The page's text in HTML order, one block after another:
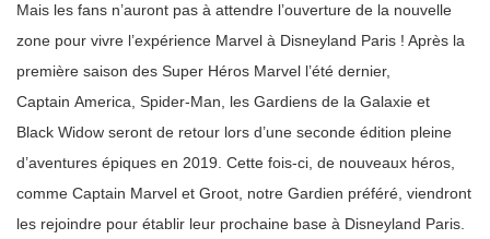
Mais les fans n’auront pas à attendre l’ouverture de la nouvelle
zone pour vivre l’expérience Marvel à Disneyland Paris ! Après la
première saison des Super Héros Marvel l’été dernier,
Captain America, Spider-Man, les Gardiens de la Galaxie et
Black Widow seront de retour lors d’une seconde édition pleine
d’aventures épiques en 2019. Cette fois-ci, de nouveaux héros,
comme Captain Marvel et Groot, notre Gardien préféré, viendront
les rejoindre pour établir leur prochaine base à Disneyland Paris.